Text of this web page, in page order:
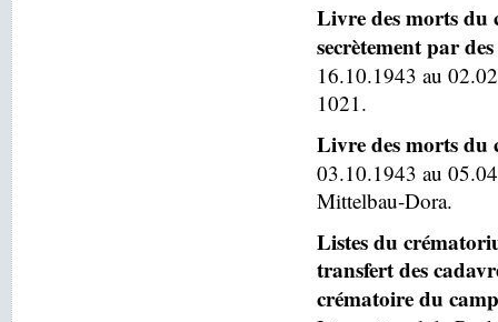
Livre des morts du
secrètement par
16.10.1943 au
1021.
Livre des morts du
03.10.1943 au
Mittelbau-Dora.
Listes du
transfert des
crématoire du